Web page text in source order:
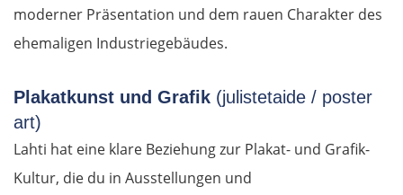
moderner Präsentation und dem rauen Charakter des
ehemaligen Industriegebäudes.
Plakatkunst und Grafik (julistetaide / poster
art)
Lahti hat eine klare Beziehung zur Plakat- und Grafik-
Kultur, die du in Ausstellungen und
Osijek